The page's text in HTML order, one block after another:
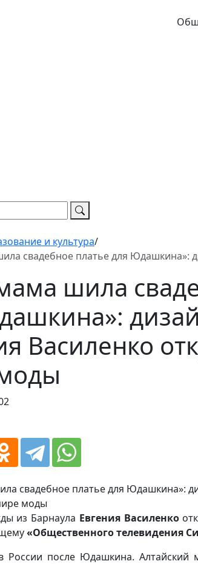
и культура/
свадебное платье для Юдашкина»:
шила
Василенко
из Барнаула Евгения Василенко
«Общественного телевидения
России после Юдашкина.